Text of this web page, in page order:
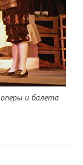
и балета